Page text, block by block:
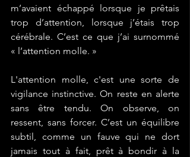
m’avaient échappé lorsque je prêtais
trop d’attention, lorsque j’étais trop
cérébrale. C’est ce que j’ai surnommé
« l’attention molle. »
L'attention molle, c'est une sorte de
vigilance instinctive. On reste en alerte
sans être tendu. On observe, on
ressent, sans forcer. C’est un équilibre
subtil, comme un fauve qui ne dort
jamais tout à fait, prêt à bondir à la